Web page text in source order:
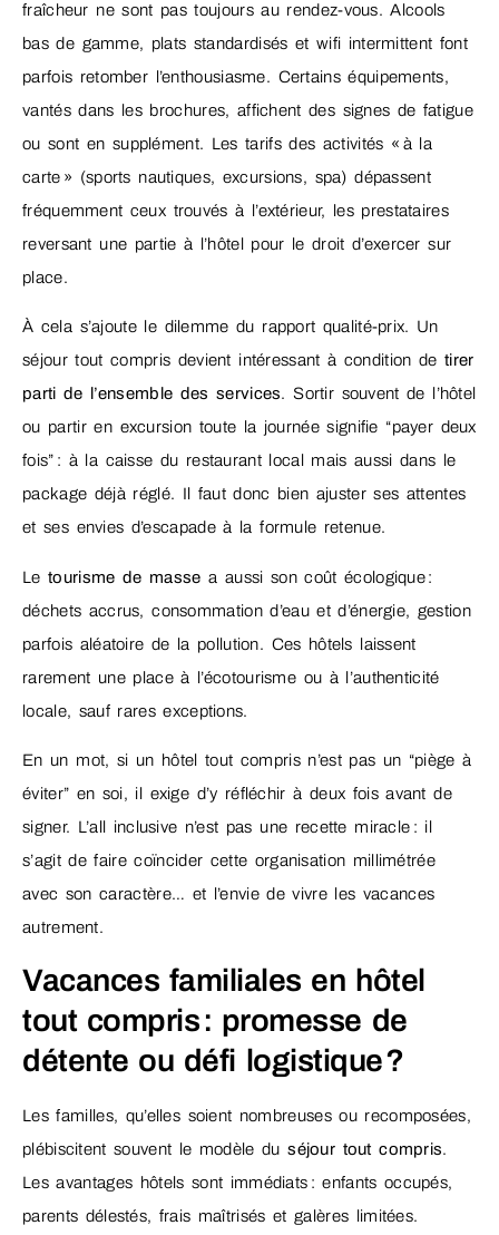
fraîcheur ne sont pas toujours au rendez-vous. Alcools
bas de gamme, plats standardisés et wifi intermittent font
parfois retomber l’enthousiasme. Certains équipements,
vantés dans les brochures, affichent des signes de fatigue
ou sont en supplément. Les tarifs des activités « à la
carte » (sports nautiques, excursions, spa) dépassent
fréquemment ceux trouvés à l’extérieur, les prestataires
reversant une partie à l’hôtel pour le droit d’exercer sur
place.
À cela s’ajoute le dilemme du rapport qualité-prix. Un
séjour tout compris devient intéressant à condition detirer
parti de l’ensemble des services. Sortir souvent de l’hôtel
ou partir en excursion toute la journée signifie “payer deux
fois” : à la caisse du restaurant local mais aussi dans le
package déjà réglé. Il faut donc bien ajuster ses attentes
et ses envies d’escapade à la formule retenue.
Letourisme de masse a aussi son coût écologique :
déchets accrus, consommation d’eau et d’énergie, gestion
parfois aléatoire de la pollution. Ces hôtels laissent
rarement une place à l’écotourisme ou à l’authenticité
locale, sauf rares exceptions.
En un mot, si un hôtel tout compris n’est pas un “piège à
éviter” en soi, il exige d’y réfléchir à deux fois avant de
signer. L’all inclusive n’est pas une recette miracle : il
s’agit de faire coïncider cette organisation millimétrée
avec son caractère… et l’envie de vivre les vacances
autrement.
Vacances familiales en hôtel
tout compris : promesse de
détente ou défi logistique ?
Les familles, qu’elles soient nombreuses ou recomposées,
plébiscitent souvent le modèle duséjour tout compris.
Les avantages hôtels sont immédiats : enfants occupés,
parents délestés, frais maîtrisés et galères limitées.